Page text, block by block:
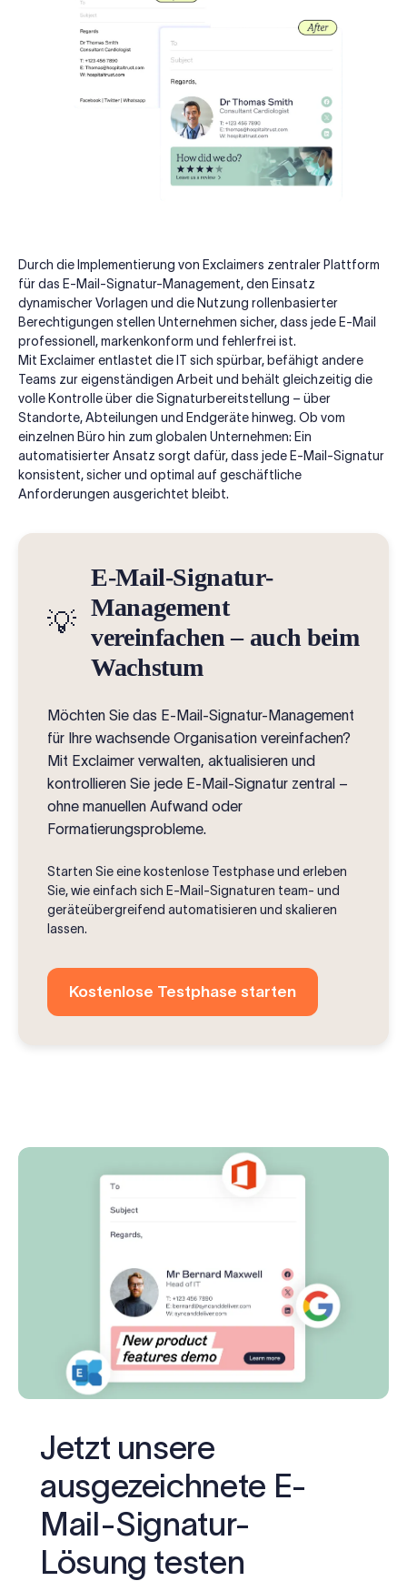
Durch die Implementierung von Exclaimers zentraler Plattform
für das E-Mail-Signatur-Management, den Einsatz
dynamischer Vorlagen und die Nutzung rollenbasierter
Berechtigungen stellen Unternehmen sicher, dass jede E-Mail
professionell, markenkonform und fehlerfrei ist.
Mit Exclaimer entlastet die IT sich spürbar, befähigt andere
Teams zur eigenständigen Arbeit und behält gleichzeitig die
volle Kontrolle über die Signaturbereitstellung – über
Standorte, Abteilungen und Endgeräte hinweg. Ob vom
einzelnen Büro hin zum globalen Unternehmen: Ein
automatisierter Ansatz sorgt dafür, dass jede E-Mail-Signatur
konsistent, sicher und optimal auf geschäftliche
Anforderungen ausgerichtet bleibt.
💡
E-Mail-Signatur-
Management
vereinfachen – auch beim
Wachstum
Möchten Sie das E-Mail-Signatur-Management
für Ihre wachsende Organisation vereinfachen?
Mit Exclaimer verwalten, aktualisieren und
kontrollieren Sie jede E-Mail-Signatur zentral –
ohne manuellen Aufwand oder
Formatierungsprobleme.
Starten Sie eine kostenlose Testphase und erleben
Sie, wie einfach sich E-Mail-Signaturen team- und
geräteübergreifend automatisieren und skalieren
lassen.
Kostenlose Testphase starten
Jetzt unsere
ausgezeichnete E-
Mail-Signatur-
Lösung testen